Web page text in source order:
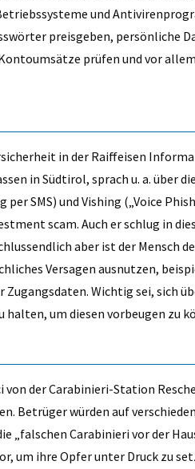
und
preisgeben, persönliche
prüfen und vor
in der Raiffeisen
in Südtirol, sprach u. a. über
SMS) und Vishing („Voice
scam. Auch er schlug in
aber ist der Mensch
Versagen ausnutzen,
Zugangsdaten. Wichtig sei, sich
um diesen vorbeugen zu
von der Carabinieri-Station
Betrüger würden auf
„falschen Carabinieri vor der
um ihre Opfer unter Druck zu